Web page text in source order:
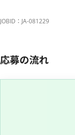
JOBID：JA-081229
応募の流れ